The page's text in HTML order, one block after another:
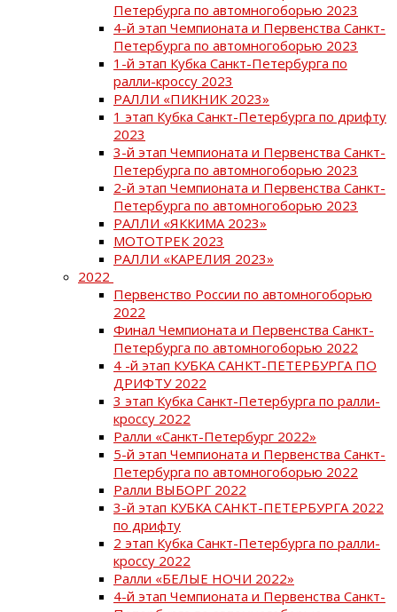
Петербурга по автомногоборью 2023
4-й этап Чемпионата и Первенства Санкт-
Петербурга по автомногоборью 2023
1-й этап Кубка Санкт-Петербурга по
ралли-кроссу 2023
РАЛЛИ «ПИКНИК 2023»
1 этап Кубка Санкт-Петербурга по дрифту
2023
3-й этап Чемпионата и Первенства Санкт-
Петербурга по автомногоборью 2023
2-й этап Чемпионата и Первенства Санкт-
Петербурга по автомногоборью 2023
РАЛЛИ «ЯККИМА 2023»
МОТОТРЕК 2023
РАЛЛИ «КАРЕЛИЯ 2023»
2022
Первенство России по автомногоборью
2022
Финал Чемпионата и Первенства Санкт-
Петербурга по автомногоборью 2022
4 -й этап КУБКА САНКТ-ПЕТЕРБУРГА ПО
ДРИФТУ 2022
3 этап Кубка Санкт-Петербурга по ралли-
кроссу 2022
Ралли «Санкт-Петербург 2022»
5-й этап Чемпионата и Первенства Санкт-
Петербурга по автомногоборью 2022
Ралли ВЫБОРГ 2022
3-й этап КУБКА САНКТ-ПЕТЕРБУРГА 2022
по дрифту
2 этап Кубка Санкт-Петербурга по ралли-
кроссу 2022
Ралли «БЕЛЫЕ НОЧИ 2022»
4-й этап Чемпионата и Первенства Санкт-